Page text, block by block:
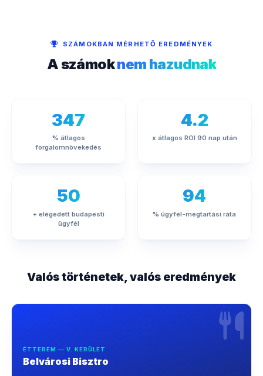
SZÁMOKBAN MÉRHETŐ EREDMÉNYEK
A számoknem hazudnak
347
% átlagos
forgalomnövekedés
4.2
x átlagos ROI 90 nap után
50
+ elégedett budapesti
ügyfél
94
% ügyfél-megtartási ráta
Valós történetek, valós eredmények
ÉTTEREM — V. KERÜLET
Belvárosi Bisztro